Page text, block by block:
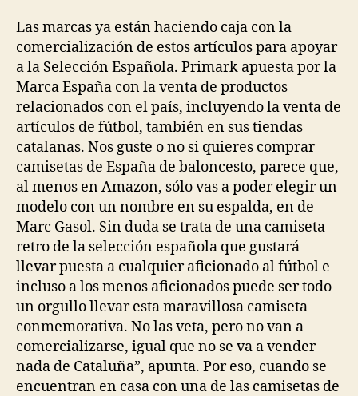
Las marcas ya están haciendo caja con la
comercialización de estos artículos para apoyar
a la Selección Española. Primark apuesta por la
Marca España con la venta de productos
relacionados con el país, incluyendo la venta de
artículos de fútbol, también en sus tiendas
catalanas. Nos guste o no si quieres comprar
camisetas de España de baloncesto, parece que,
al menos en Amazon, sólo vas a poder elegir un
modelo con un nombre en su espalda, en de
Marc Gasol. Sin duda se trata de una camiseta
retro de la selección española que gustará
llevar puesta a cualquier aficionado al fútbol e
incluso a los menos aficionados puede ser todo
un orgullo llevar esta maravillosa camiseta
conmemorativa. No las veta, pero no van a
comercializarse, igual que no se va a vender
nada de Cataluña”, apunta. Por eso, cuando se
encuentran en casa con una de las camisetas de